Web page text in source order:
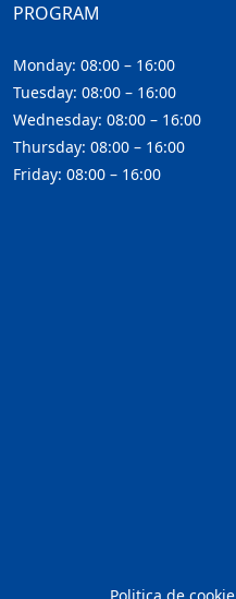
PROGRAM
Monday: 08:00 – 16:00
Tuesday: 08:00 – 16:00
Wednesday: 08:00 – 16:00
Thursday: 08:00 – 16:00
Friday: 08:00 – 16:00